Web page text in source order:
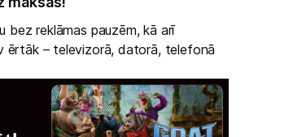
bez reklāmas pauzēm, kā arī
ērtāk – televizorā, datorā, telefonā